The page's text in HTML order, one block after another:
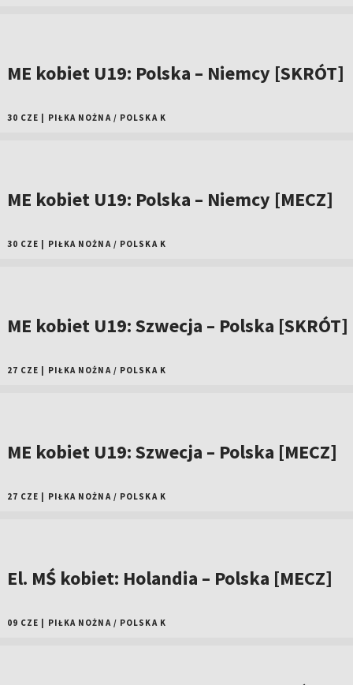
ME kobiet U19: Polska – Niemcy [SKRÓT]
30 CZE PIŁKA NOŻNA / POLSKA K
ME kobiet U19: Polska – Niemcy [MECZ]
30 CZE PIŁKA NOŻNA / POLSKA K
ME kobiet U19: Szwecja – Polska [SKRÓT]
27 CZE PIŁKA NOŻNA / POLSKA K
ME kobiet U19: Szwecja – Polska [MECZ]
27 CZE PIŁKA NOŻNA / POLSKA K
El. MŚ kobiet: Holandia – Polska [MECZ]
09 CZE PIŁKA NOŻNA / POLSKA K